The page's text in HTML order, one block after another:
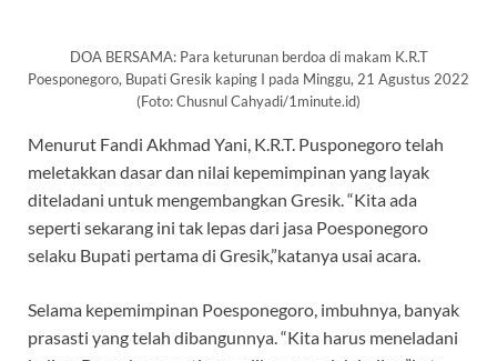
DOA BERSAMA: Para keturunan berdoa di makam K.R.T
Poesponegoro, Bupati Gresik kaping I pada Minggu, 21 Agustus 2022
(Foto: Chusnul Cahyadi/1minute.id)
Menurut Fandi Akhmad Yani, K.R.T. Pusponegoro telah
meletakkan dasar dan nilai kepemimpinan yang layak
diteladani untuk mengembangkan Gresik. “Kita ada
seperti sekarang ini tak lepas dari jasa Poesponegoro
selaku Bupati pertama di Gresik,”katanya usai acara.
Selama kepemimpinan Poesponegoro, imbuhnya, banyak
prasasti yang telah dibangunnya. “Kita harus meneladani